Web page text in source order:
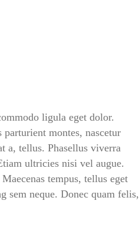
ligula eget dolor.
parturient montes, nascetur
a, tellus. Phasellus viverra
ultricies nisi vel augue.
tempus, tellus eget
sem neque. Donec quam felis,